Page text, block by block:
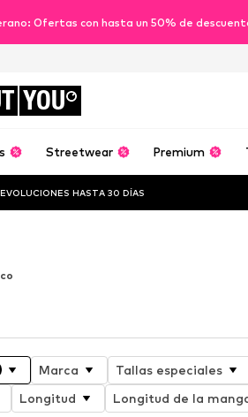
Ofertas con hasta un 50% de
YOU
Streetwear Premium
HASTA 30 DÍAS
Marca Tallas especiales
Longitud Longitud de la